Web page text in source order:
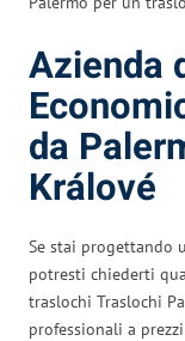
Azienda
da
Králové
Se stai progettando
potresti chiederti
traslochi Traslochi
professionali a